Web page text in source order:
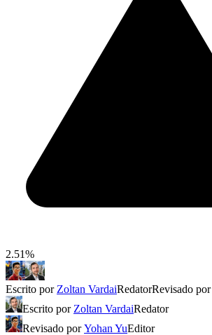
2.51%
Escrito por Zoltan VardaiRedatorRevisado por
Escrito por Zoltan VardaiRedator
Revisado porYohan YuEditor